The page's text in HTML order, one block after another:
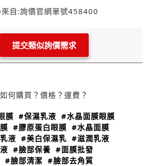
來自:詢價官網單號458400
提交類似詢價需求
何購買？價格？運費？
膜 #保濕乳液 #水晶面膜眼膜
#膠原蛋白眼膜 #水晶面膜
液 #美白保濕乳 #滋潤乳液
#臉部保養 #面膜批發
#臉部清潔 #臉部去角質